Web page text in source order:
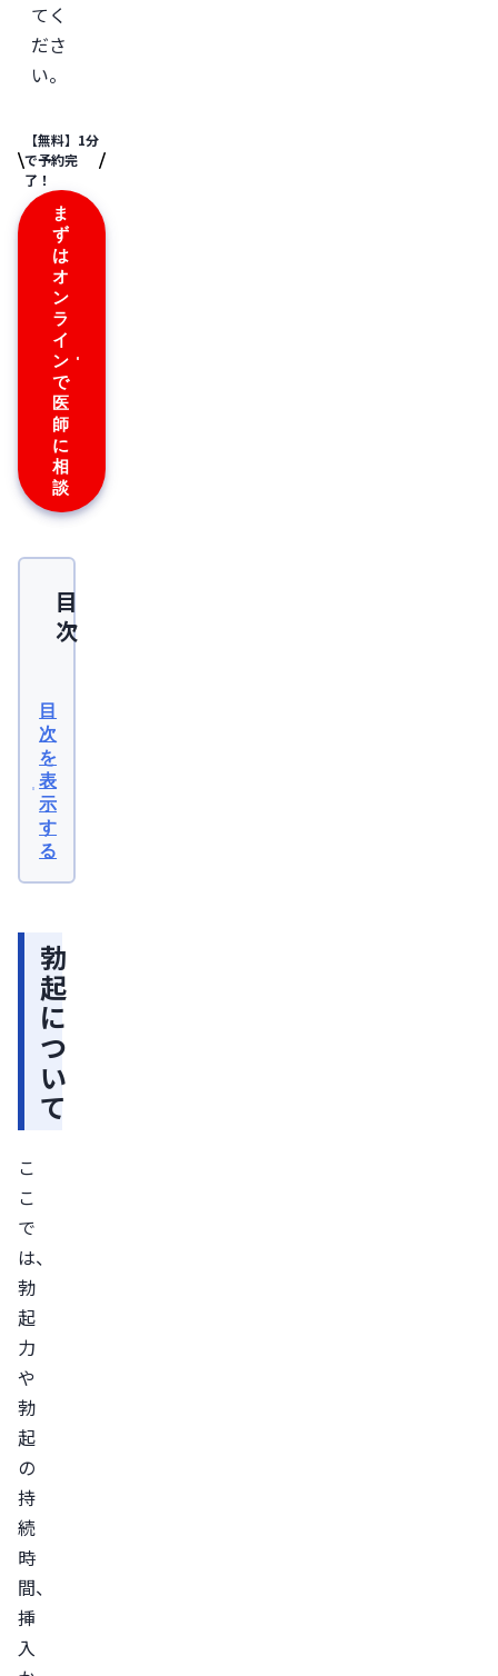
てく
ださ
い。
【無料】1分
で予約完
了！
ま
ず
は
オ
ン
ラ
イ
ン
で
医
師
に
相
談
目
次
目
次
を
表
示
す
る
勃
起
に
つ
い
て
こ
こ
で
は、
勃
起
力
や
勃
起
の
持
続
時
間、
挿
入